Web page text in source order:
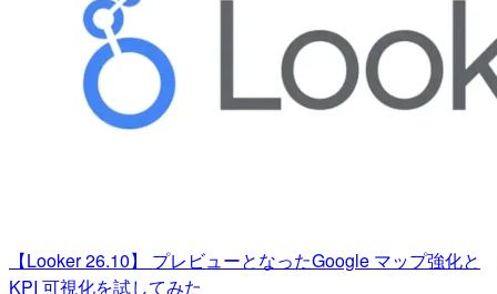
【Looker 26.10】 プレビューとなったGoogle マップ強化と
KPI 可視化を試してみた